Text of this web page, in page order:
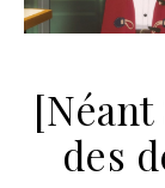
[Néant
des